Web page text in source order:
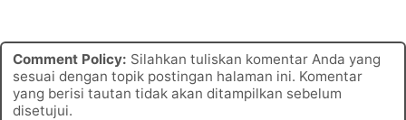
Comment Policy: Silahkan tuliskan komentar Anda yang
sesuai dengan topik postingan halaman ini. Komentar
yang berisi tautan tidak akan ditampilkan sebelum
disetujui.